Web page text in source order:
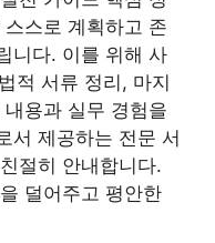
스로 계획하고 존
니다. 이를 위해 사
적 서류 정리, 마지
용과 실무 경험을
서 제공하는 전문 서
절히 안내합니다.
덜어주고 평안한